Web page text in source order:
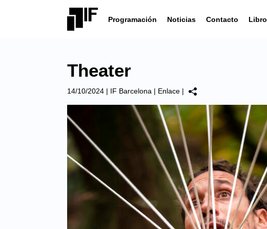
Programación Noticias Contacto Libro
Theater
14/10/2024 | IF Barcelona | Enlace |